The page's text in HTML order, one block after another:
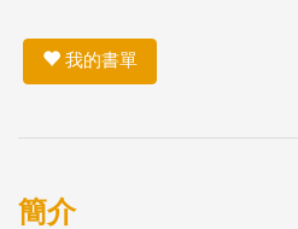
我的書單
簡介